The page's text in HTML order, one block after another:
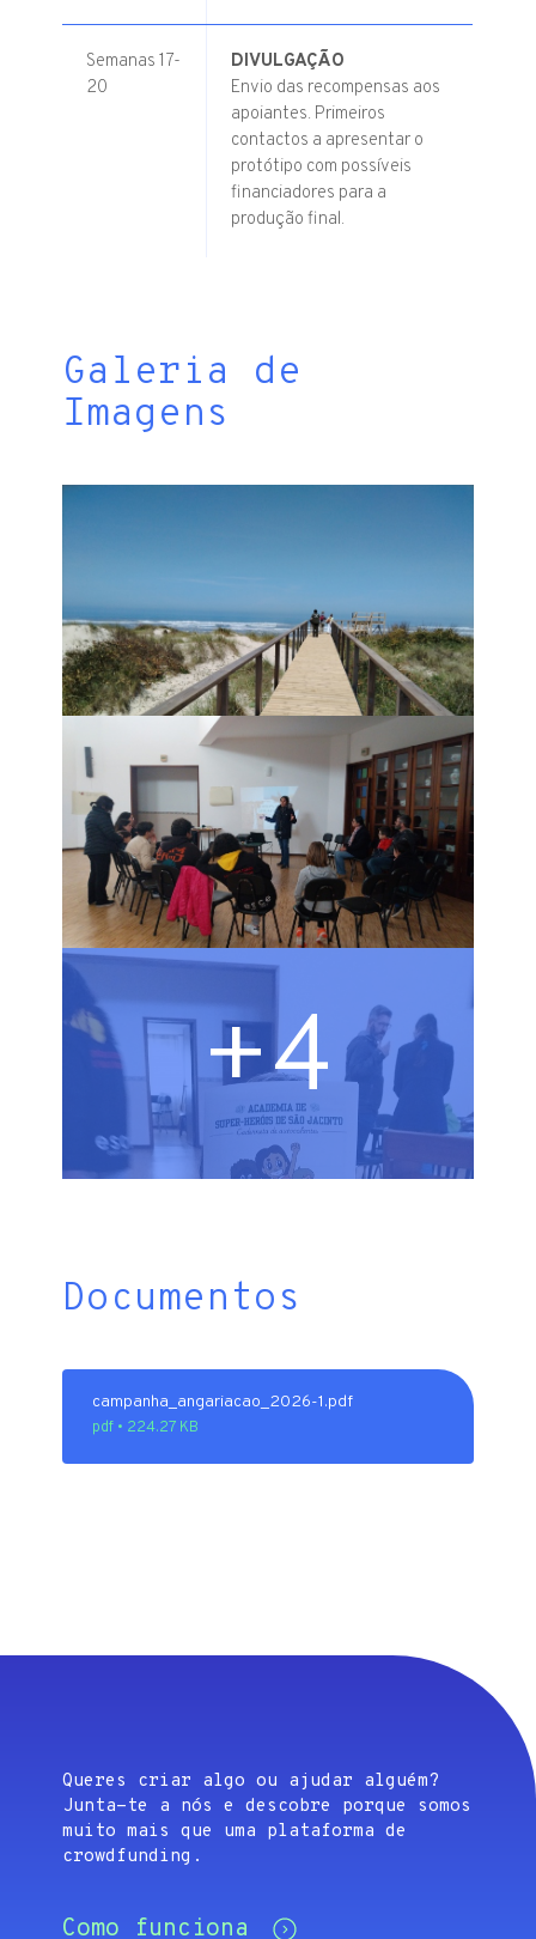
Semanas 17-
20
DIVULGAÇÃO
Envio das recompensas aos
apoiantes. Primeiros
contactos a apresentar o
protótipo com possíveis
financiadores para a
produção final.
Galeria de
Imagens
+4
Documentos
campanha_angariacao_2026-1.pdf
pdf • 224.27 KB
Queres criar algo ou ajudar alguém?
Junta-te a nós e descobre porque somos
muito mais que uma plataforma de
crowdfunding.
Como funciona